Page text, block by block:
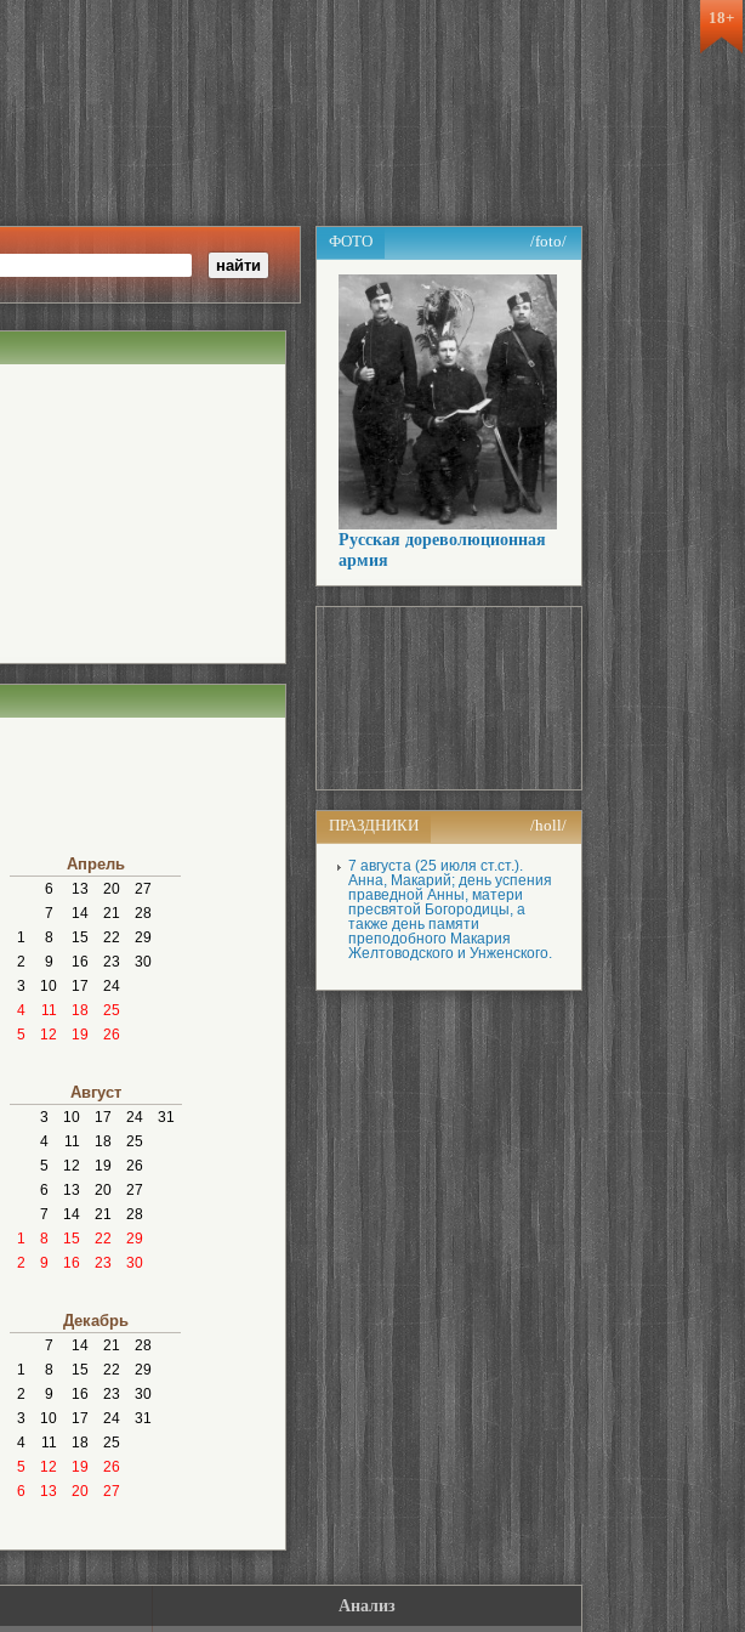
18+
ФОТО /foto/
Русская дореволюционная
армия
ПРАЗДНИКИ /holl/
7 августа (25 июля ст.ст.).
Анна, Макарий; день успения
праведной Анны, матери
пресвятой Богородицы, а
также день памяти
преподобного Макария
Желтоводского и Унженского.
Апрель
6 13 20
27
7
14 21
28
1
8 15 22
29
2
9 16 23
30
3
10 17
24
4
11 18
25
5
12 19 26
Август
3 10 17 24
31
4
11 18
25
5
12 19
26
6
13 20
27
7
14 21
28
1
8 15 22
29
2
9 16 23 30
Декабрь
7 14 21
28
1
8 15 22
29
2
9 16 23
30
3
10 17 24
31
4
11 18
25
5
12 19
26
6
13 20 27
Анализ